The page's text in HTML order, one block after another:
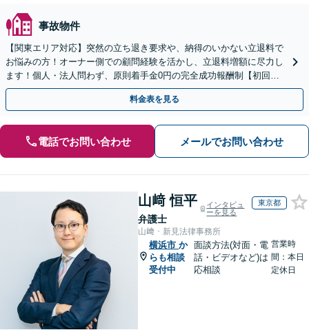
事故物件
【関東エリア対応】突然の立ち退き要求や、納得のいかない立退料で
お悩みの方！オーナー側での顧問経験を活かし、立退料増額に尽力し
ます！個人・法人問わず、原則着手金0円の完全成功報酬制【初回相
談30分無料】【オンライン対応可】【夜間休日相談可】
料金表を見る
電話でお問い合わせ メールでお問い合わせ
山﨑 恒平
弁護士
インタビュ
ーを見る
東京都
山﨑・新見法律事務所
横浜市 か
らも相談
受付中
面談方法(対面・電
話・ビデオなど)は
応相談
営業時
間：本日
定休日